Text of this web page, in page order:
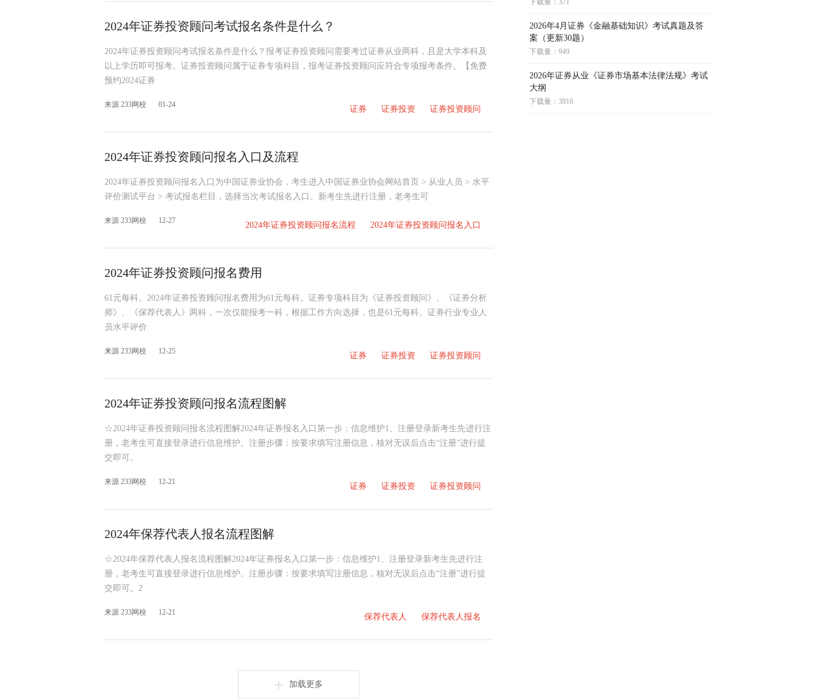
2024年证券投资顾问考试报名条件是什么？
2024年证券投资顾问考试报名条件是什么？报考证券投资顾问需要考过证券从业两科，且是大学本科及
以上学历即可报考。证券投资顾问属于证券专项科目，报考证券投资顾问应符合专项报考条件。【免费
预约2024证券
来源 233网校 01-24 证券 证券投资 证券投资顾问
2024年证券投资顾问报名入口及流程
2024年证券投资顾问报名入口为中国证券业协会，考生进入中国证券业协会网站首页 > 从业人员 > 水平
评价测试平台 > 考试报名栏目，选择当次考试报名入口。新考生先进行注册，老考生可
来源 233网校 12-27 2024年证券投资顾问报名流程 2024年证券投资顾问报名入口
2024年证券投资顾问报名费用
61元每科。2024年证券投资顾问报名费用为61元每科。证券专项科目为《证券投资顾问》、《证券分析
师》、《保荐代表人》两科，一次仅能报考一科，根据工作方向选择，也是61元每科。证券行业专业人
员水平评价
来源 233网校 12-25 证券 证券投资 证券投资顾问
2024年证券投资顾问报名流程图解
☆2024年证券投资顾问报名流程图解2024年证券报名入口第一步：信息维护1、注册登录新考生先进行注
册，老考生可直接登录进行信息维护。注册步骤：按要求填写注册信息，核对无误后点击“注册”进行提
交即可。
来源 233网校 12-21 证券 证券投资 证券投资顾问
2024年保荐代表人报名流程图解
☆2024年保荐代表人报名流程图解2024年证券报名入口第一步：信息维护1、注册登录新考生先进行注
册，老考生可直接登录进行信息维护。注册步骤：按要求填写注册信息，核对无误后点击“注册”进行提
交即可。2
来源 233网校 12-21 保荐代表人 保荐代表人报名
加载更多
下载量：371
2026年4月证券《金融基础知识》考试真题及答
案（更新30题）
下载量：949
2026年证券从业《证券市场基本法律法规》考试
大纲
下载量：3910